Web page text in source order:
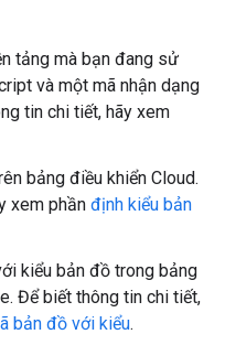
tảng mà bạn đang sử
và một mã nhận dạng
tin chi tiết, hãy xem
bảng điều khiển Cloud.
xem phần định kiểu bản
kiểu bản đồ trong bảng
Để biết thông tin chi tiết,
bản đồ với kiểu.